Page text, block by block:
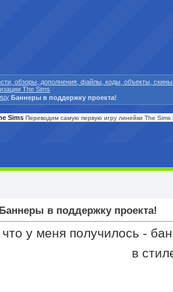
обзоры, дополнения, файлы, коды, объекты,
The Sims
Баннеры в поддержку проекта!
Sims Переводим самую первую игру линейки The
Баннеры в поддержку проекта!
у меня получилось -
в